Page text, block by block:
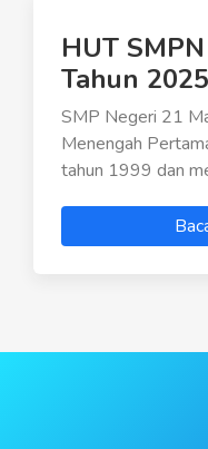
HUT
Tahun 2025
SMP Negeri 21
Menengah
tahun 1999 dan